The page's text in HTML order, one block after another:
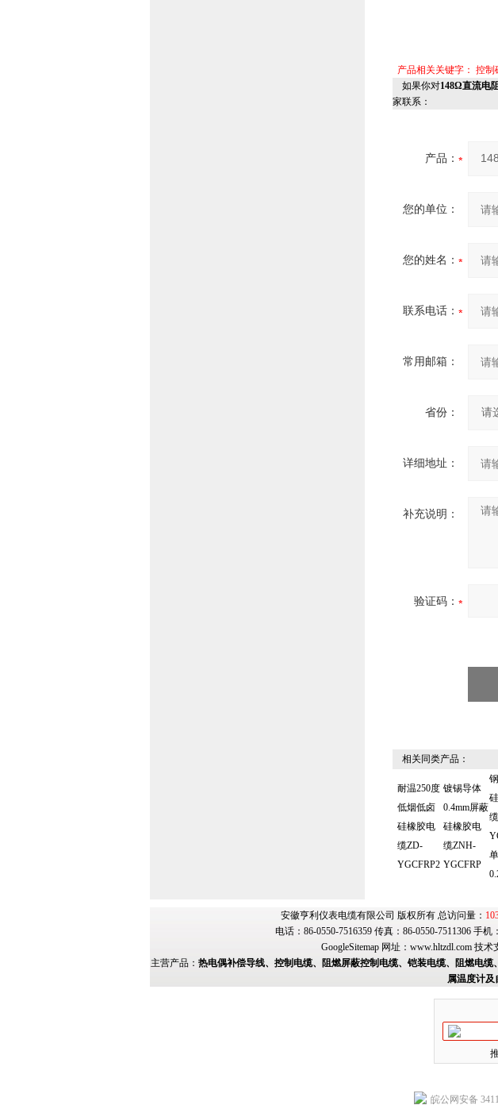
产品相关关键字： 控制
如果你对148Ω直流电
家联系：
产品：
您的单位：
您的姓名：
联系电话：
常用邮箱：
省份：
详细地址：
补充说明：
验证码：
相关同类产品：
耐温250度
低烟低卤
硅橡胶电
缆ZD-
YGCFRP2
镀锡导体
0.4mm屏蔽
硅橡胶电
缆ZNH-
YGCFRP
安徽亨利仪表电缆有限公司 版权所有 总访问量：
电话：86-0550-7516359 传真：86-0550-7511306 手
GoogleSitemap网址： www.hltzdl.com技术
主营产品： 热电偶补偿导线、控制电缆、阻燃屏蔽控制电缆、铠装电缆、阻燃电
属温度计
皖公网安备